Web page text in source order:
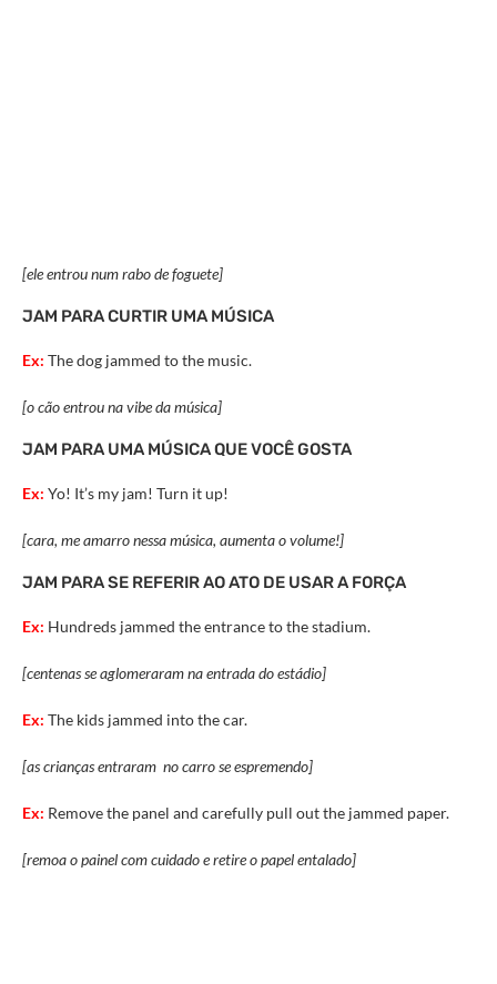
[ele entrou num rabo de foguete]
JAM PARA CURTIR UMA MÚSICA
Ex: The dog jammed to the music.
[o cão entrou na vibe da música]
JAM PARA UMA MÚSICA QUE VOCÊ GOSTA
Ex: Yo! It’s my jam! Turn it up!
[cara, me amarro nessa música, aumenta o volume!]
JAM PARA SE REFERIR AO ATO DE USAR A FORÇA
Ex: Hundreds jammed the entrance to the stadium.
[centenas se aglomeraram na entrada do estádio]
Ex: The kids jammed into the car.
[as crianças entraram no carro se espremendo]
Ex: Remove the panel and carefully pull out the jammed paper.
[remoa o painel com cuidado e retire o papel entalado]